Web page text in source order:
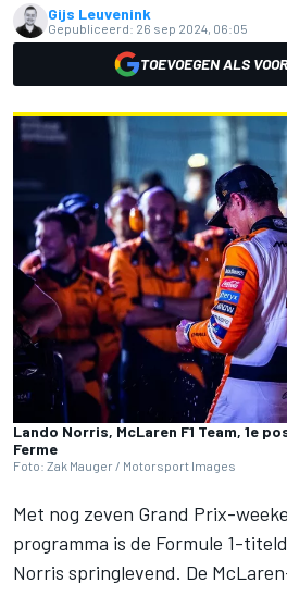
Gijs Leuvenink
Gepubliceerd: 26 sep 2024, 06:05
TOEVOEGEN ALS
Lando Norris, McLaren F1 Team, 1e
Ferme
Foto: Zak Mauger / Motorsport Images
Met nog zeven Grand Prix-
programma is de Formule 1-
Norris springlevend. De